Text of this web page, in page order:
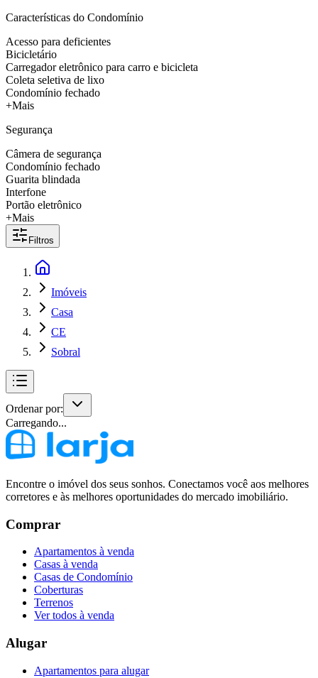
Características do Condomínio
Acesso para deficientes
Bicicletário
Carregador eletrônico para carro e bicicleta
Coleta seletiva de lixo
Condomínio fechado
+Mais
Segurança
Câmera de segurança
Condomínio fechado
Guarita blindada
Interfone
Portão eletrônico
+Mais
Filtros
Imóveis
Casa
CE
Sobral
Ordenar por:
Carregando...
Encontre o imóvel dos seus sonhos. Conectamos você aos melhores
corretores e às melhores oportunidades do mercado imobiliário.
Comprar
Apartamentos à venda
Casas à venda
Casas de Condomínio
Coberturas
Terrenos
Ver todos à venda
Alugar
Apartamentos para alugar